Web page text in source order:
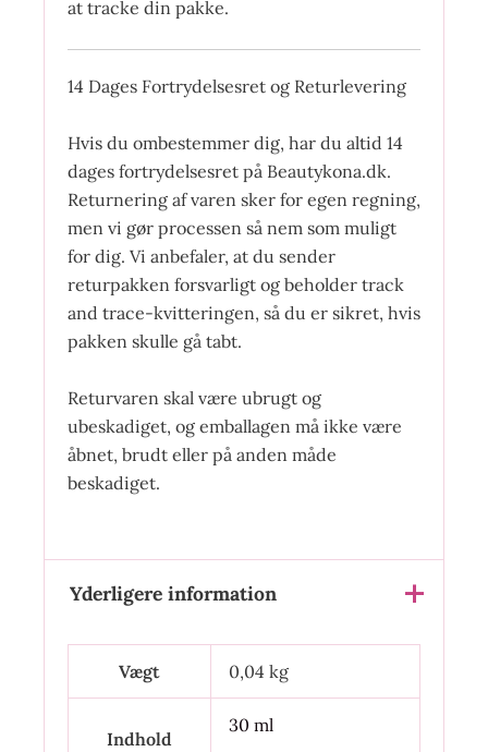
at tracke din pakke.
14 Dages Fortrydelsesret og Returlevering
Hvis du ombestemmer dig, har du altid 14
dages fortrydelsesret på Beautykona.dk.
Returnering af varen sker for egen regning,
men vi gør processen så nem som muligt
for dig. Vi anbefaler, at du sender
returpakken forsvarligt og beholder track
and trace-kvitteringen, så du er sikret, hvis
pakken skulle gå tabt.
Returvaren skal være ubrugt og
ubeskadiget, og emballagen må ikke være
åbnet, brudt eller på anden måde
beskadiget.
Yderligere information
Vægt 0,04 kg
Indhold
30 ml